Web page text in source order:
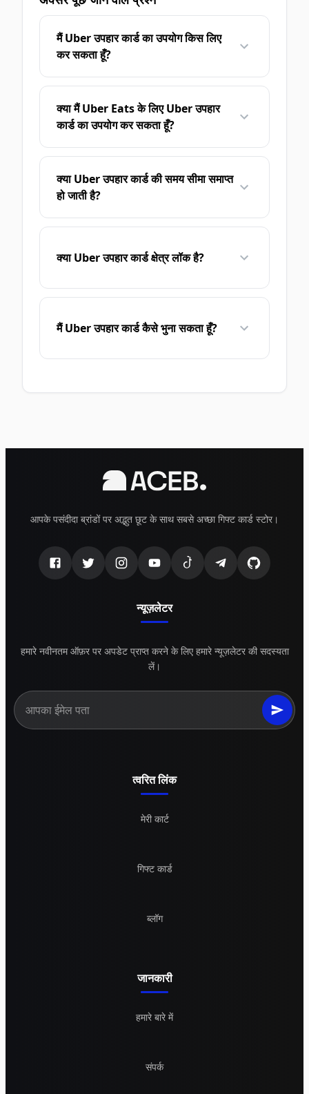
मैं Uber उपहार कार्ड का उपयोग किस लिए
कर सकता हूँ?
क्या मैं Uber Eats के लिए Uber उपहार
कार्ड का उपयोग कर सकता हूँ?
क्या Uber उपहार कार्ड की समय सीमा समाप्त
हो जाती है?
क्या Uber उपहार कार्ड क्षेत्र लॉक है?
मैं Uber उपहार कार्ड कैसे भुना सकता हूँ?
आपके पसंदीदा ब्रांडों पर अद्भुत छूट के साथ सबसे अच्छा गिफ्ट कार्ड स्टोर।
न्यूज़लेटर
हमारे नवीनतम ऑफ़र पर अपडेट प्राप्त करने के लिए हमारे न्यूज़लेटर की सदस्यता
लें।
त्वरित लिंक
मेरी कार्ट
गिफ्ट कार्ड
ब्लॉग
जानकारी
हमारे बारे में
संपर्क